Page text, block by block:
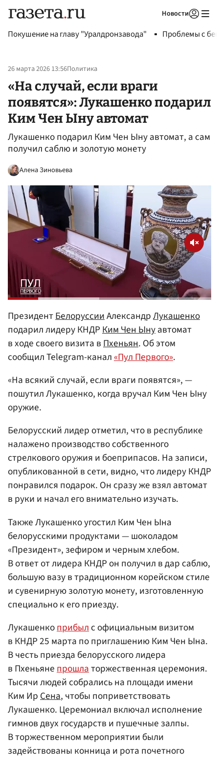
Новости
Покушение на главу "Уралдронзавода" Проблемы с
26 марта 2026 13:56Политика
«На случай, если враги
появятся»: Лукашенко подарил
Ким Чен Ыну автомат
Лукашенко подарил Ким Чен Ыну автомат, а сам
получил саблю и золотую монету
Алена Зиновьева
ПрезидентБелоруссииАлександрЛукашенко
подарил лидеру КНДРКим Чен Ынуавтомат
в ходе своего визита вПхеньян. Об этом
сообщил Telegram-канал«Пул Первого».
«На всякий случай, если враги появятся», —
пошутил Лукашенко, когда вручал Ким Чен Ыну
оружие.
Белорусский лидер отметил, что в республике
налажено производство собственного
стрелкового оружия и боеприпасов. На записи,
опубликованной в сети, видно, что лидеру КНДР
понравился подарок. Он сразу же взял автомат
в руки и начал его внимательно изучать.
Также Лукашенко угостил Ким Чен Ына
белорусскими продуктами — шоколадом
«Президент», зефиром и черным хлебом.
В ответ от лидера КНДР он получил в дар саблю,
большую вазу в традиционном корейском стиле
и сувенирную золотую монету, изготовленную
специально к его приезду.
Лукашенкоприбылс официальным визитом
в КНДР 25 марта по приглашению Ким Чен Ына.
В честь приезда белорусского лидера
в Пхеньянепрошлаторжественная церемония.
Тысячи людей собрались на площади имени
Ким ИрСена, чтобы поприветствовать
Лукашенко. Церемониал включал исполнение
гимнов двух государств и пушечные залпы.
В торжественном мероприятии были
задействованы конница и рота почетного